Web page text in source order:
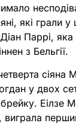
які грали
Паррі,
з Бельгії.
сіяна
у двох
Еілзе